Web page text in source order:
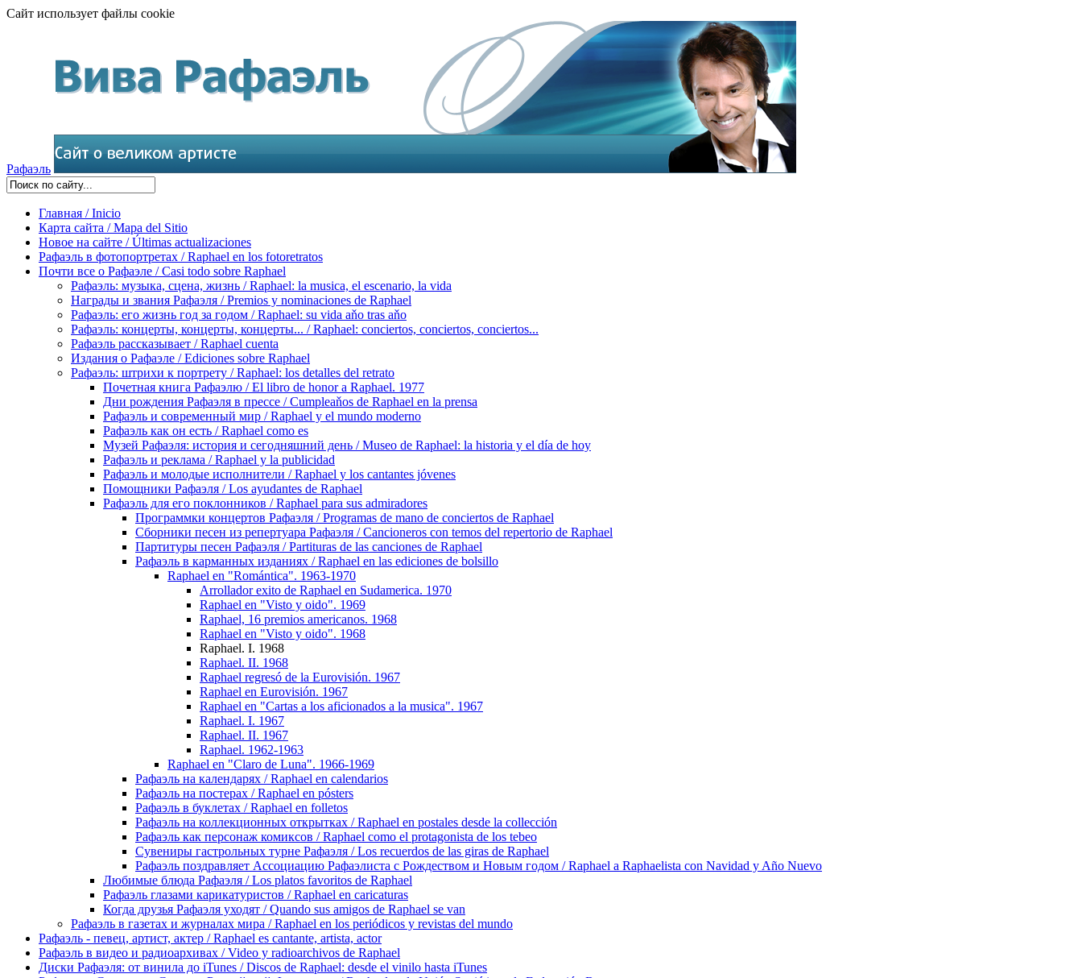
Сайт использует файлы cookie
Рафаэль
Главная / Inicio
Карта сайта / Mapa del Sitio
Новое на сайте / Últimas actualizaciones
Рафаэль в фотопортретах / Raphael en los fotoretratos
Почти все о Рафаэле / Casi todo sobre Raphael
Рафаэль: музыка, сцена, жизнь / Raphael: la musica, el escenario, la vida
Награды и звания Рафаэля / Premios y nominaciones de Raphael
Рафаэль: его жизнь год за годом / Raphael: su vida aňo tras aňo
Рафаэль: концерты, концерты, концерты... / Raphael: conciertos, сonciertos, сonciertos...
Рафаэль рассказывает / Raphael cuenta
Издания о Рафаэле / Ediciones sobre Raphael
Рафаэль: штрихи к портрету / Raphael: los detalles del retrato
Почетная книга Рафаэлю / El libro de honor a Raphael. 1977
Дни рождения Рафаэля в прессе / Cumpleaňos de Raphael en la prensa
Рафаэль и современный мир / Raphael y el mundo moderno
Рафаэль как он есть / Raphael como es
Музей Рафаэля: история и сегодняшний день / Museo de Raphael: la historia y el día de hoy
Рафаэль и реклама / Raphael y la publicidad
Рафаэль и молодые исполнители / Raphael y los cantantes jóvenes
Помощники Рафаэля / Los ayudantes de Raphael
Рафаэль для его поклонников / Raphael para sus admiradores
Программки концертов Рафаэля / Programas de mano de conciertos de Raphael
Сборники песен из репертуара Рафаэля / Cancioneros con temos del repertorio de Raphael
Партитуры песен Рафаэля / Partituras de las canciones de Raphael
Рафаэль в карманных изданиях / Raphael en las ediciones de bolsillo
Raphael en "Romántica". 1963-1970
Arrollador exito de Raphael en Sudamerica. 1970
Raphael en "Visto y oido". 1969
Raphael, 16 premios americanos. 1968
Raphael en "Visto y oido". 1968
Raphael. I. 1968
Raphael. II. 1968
Raphael regresó de la Eurovisión. 1967
Raphael en Eurovisión. 1967
Raphael en "Cartas a los aficionados a la musica". 1967
Raphael. I. 1967
Raphael. II. 1967
Raphael. 1962-1963
Raphael en "Claro de Luna". 1966-1969
Рафаэль на календарях / Raphael en calendarios
Рафаэль на постерах / Raphael en pósters
Рафаэль в буклетах / Raphael en folletos
Рафаэль на коллекционных открытках / Raphael en postales desde la collección
Рафаэль как персонаж комиксов / Raphael como el protagonista de los tebeo
Сувениры гастрольных турне Рафаэля / Los recuerdos de las giras de Raphael
Рафаэль поздравляет Ассоциацию Рафаэлиста с Рождеством и Новым годом / Raphael a Raphaelista con Navidad y Año Nuevo
Любимые блюда Рафаэля / Los platos favoritos de Raphael
Рафаэль глазами карикатуристов / Raphael en caricaturas
Когда друзья Рафаэля уходят / Quando sus amigos de Raphael se van
Рафаэль в газетах и журналах мира / Raphael en los periódicos y revistas del mundo
Рафаэль - певец, артист, актер / Raphael es cantante, artista, actor
Рафаэль в видео и радиоархивах / Video y radioarchivos de Raphael
Диски Рафаэля: от винила до iTunes / Discos de Raphael: desde el vinilo hasta iTunes